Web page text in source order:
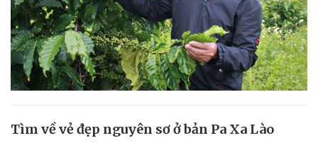
Tìm về vẻ đẹp nguyên sơ ở bản Pa Xa Lào